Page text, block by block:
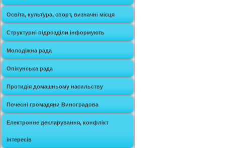
Освіта, культура, спорт, визначні місця
Структурні підрозділи інформують
Молодіжна рада
Опікунська рада
Протидія домашньому насильству
Почесні громадяни Виноградова
Електронне декларування, конфлікт
інтересів